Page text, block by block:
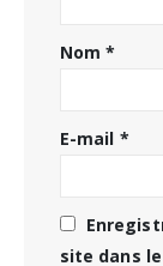
Nom*
E-mail *
site dans